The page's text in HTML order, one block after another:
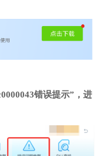
错误提示”，进